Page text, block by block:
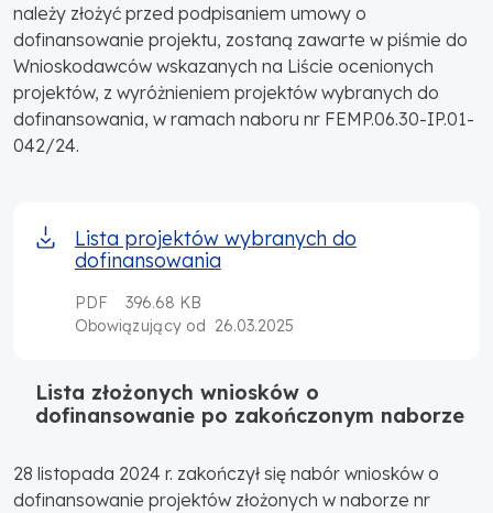
należy złożyć przed podpisaniem umowy o
dofinansowanie projektu, zostaną zawarte w piśmie do
Wnioskodawców wskazanych na Liście ocenionych
projektów, z wyróżnieniem projektów wybranych do
dofinansowania, w ramach naboru nr FEMP.06.30-IP.01-
042/24.
Lista projektów wybranych do
dofinansowania
PDF
396.68 KB
Obowiązujący od 26.03.2025
Lista złożonych wniosków o
dofinansowanie po zakończonym naborze
28 listopada 2024 r. zakończył się nabór wniosków o
dofinansowanie projektów złożonych w naborze nr